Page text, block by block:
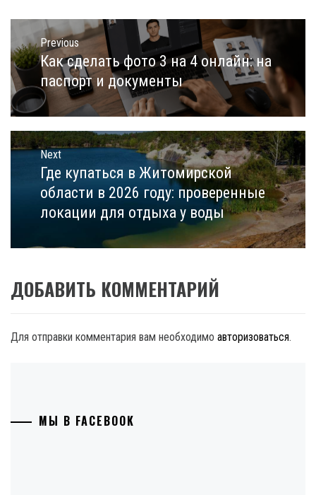
Навигация
по
записям
Previous
Previous
post:
Как сделать фото 3 на 4 онлайн: на
паспорт и документы
Next
Next
post:
Где купаться в Житомирской
области в 2026 году: проверенные
локации для отдыха у воды
ДОБАВИТЬ КОММЕНТАРИЙ
Для отправки комментария вам необходимо авторизоваться.
МЫ В FACEBOOK